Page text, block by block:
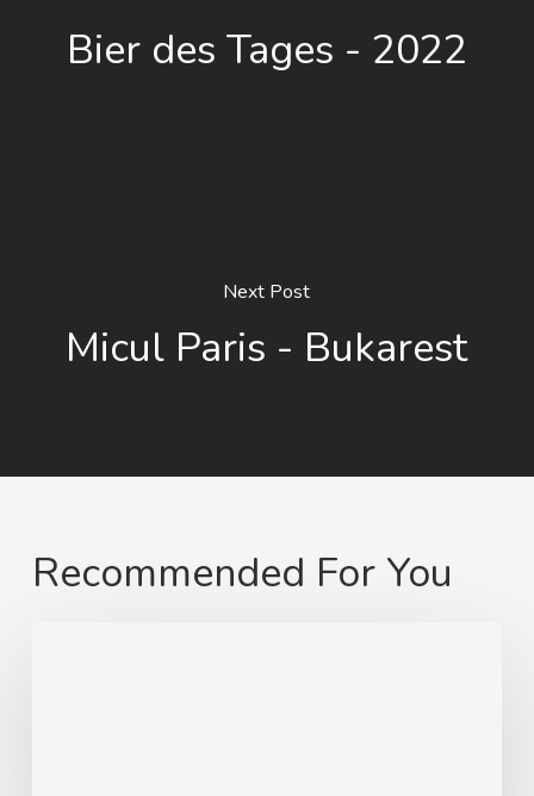
Bier des Tages - 2022
Next Post
Micul Paris - Bukarest
Recommended For You